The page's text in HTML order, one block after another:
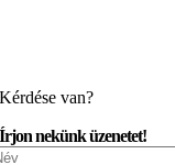
Kérdése van?
Írjon nekünk üzenetet!